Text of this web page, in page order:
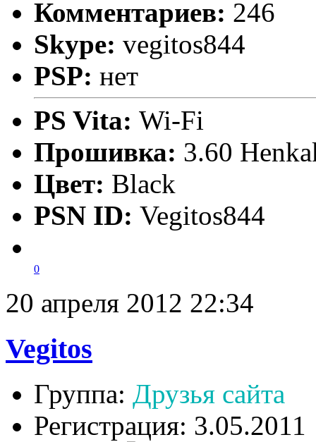
Комментариев: 246
Skype: vegitos844
PSP: нет
PS Vita: Wi-Fi
Прошивка: 3.60
Цвет: Black
PSN ID: Vegitos844
0
20 апреля 2012 22:34
Vegitos
Группа: Друзья сайта
Регистрация: 3.05.2011